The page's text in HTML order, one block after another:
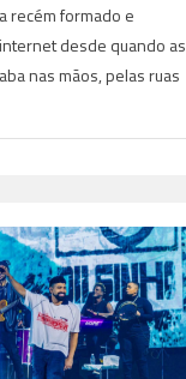
recém formado e
desde quando as
nas mãos, pelas ruas